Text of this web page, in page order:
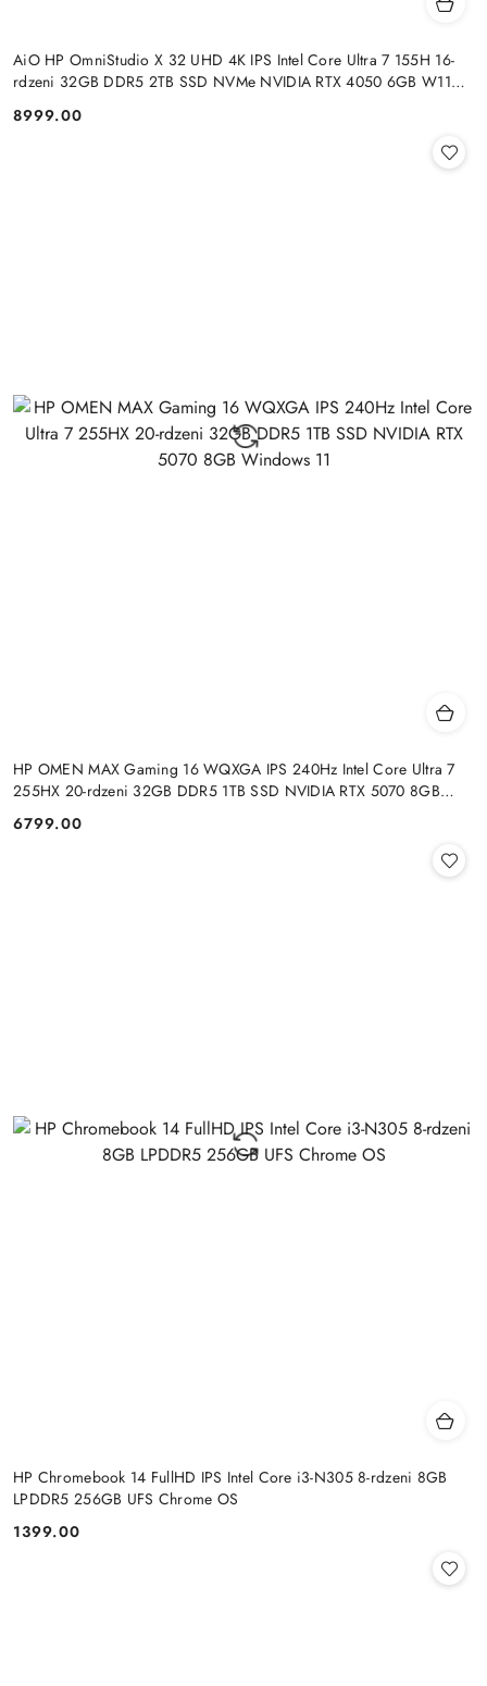
AiO HP OmniStudio X 32 UHD 4K IPS Intel Core Ultra 7 155H 16-
rdzeni 32GB DDR5 2TB SSD NVMe NVIDIA RTX 4050 6GB W11
Cena:
8999.00
HP OMEN MAX Gaming 16 WQXGA IPS 240Hz Intel Core Ultra 7
255HX 20-rdzeni 32GB DDR5 1TB SSD NVIDIA RTX 5070 8GB
Cena:
6799.00
HP Chromebook 14 FullHD IPS Intel Core i3-N305 8-rdzeni 8GB
LPDDR5 256GB UFS Chrome OS
Cena:
1399.00